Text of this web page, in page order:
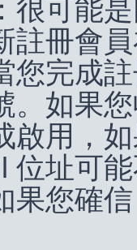
很可能
註冊會
您完成
。如果
啟用，
位址可
果您確